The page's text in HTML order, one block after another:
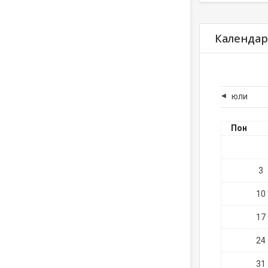
Календар
◀︎ юли
Пон
3
10
17
24
31